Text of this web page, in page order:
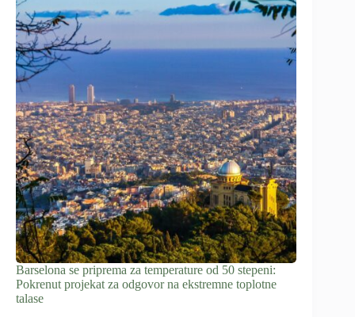
Barselona se priprema za temperature od 50 stepeni:
Pokrenut projekat za odgovor na ekstremne toplotne
talase